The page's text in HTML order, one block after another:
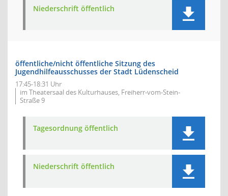
Niederschrift öffentlich
öffentliche/nicht öffentliche Sitzung des
Jugendhilfeausschusses der Stadt Lüdenscheid
17:45-18:31 Uhr
im Theatersaal des Kulturhauses, Freiherr-vom-Stein-
Straße 9
Tagesordnung öffentlich
Niederschrift öffentlich